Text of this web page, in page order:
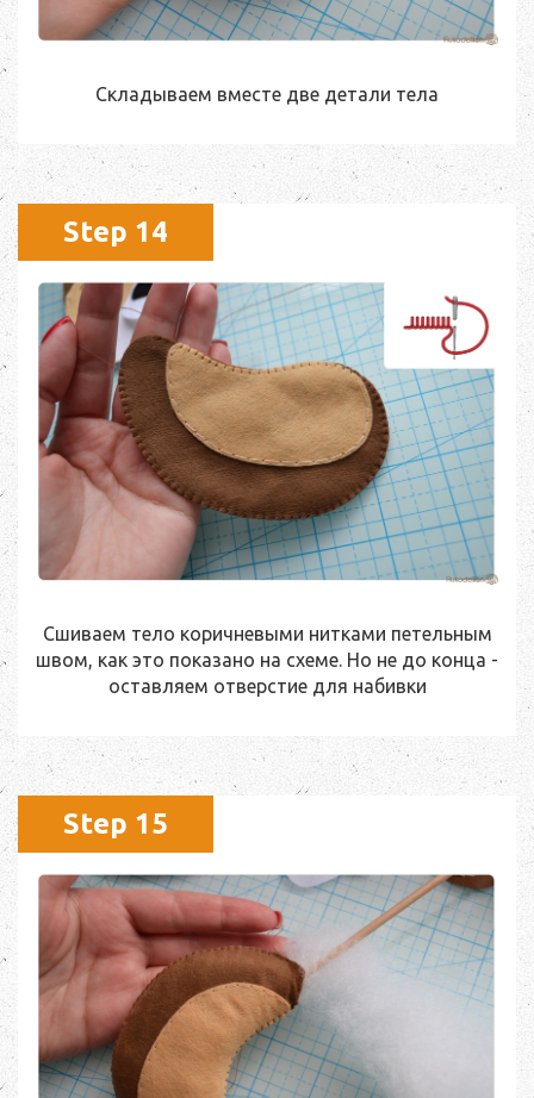
Складываем вместе две детали тела
Step 14
Сшиваем тело коричневыми нитками петельным
швом, как это показано на схеме. Но не до конца -
оставляем отверстие для набивки
Step 15